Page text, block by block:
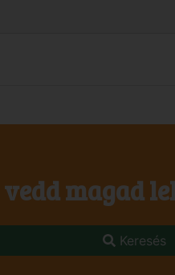
magad
Keresés